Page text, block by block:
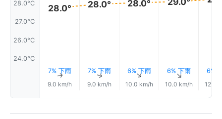
28.0°C
27.0°C
26.0°C
24.0°C
28.0°
7% 下雨
↑
9.0 km/h
28.0°
7% 下雨
↑
9.0 km/h
28.0°
6% 下雨
↑
10.0 km/h
6% 下雨
↑
10.0 km/h
6%
12.0